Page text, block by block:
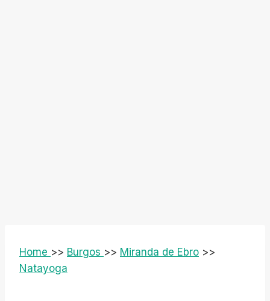
Home >> Burgos >> Miranda de Ebro >>
Natayoga